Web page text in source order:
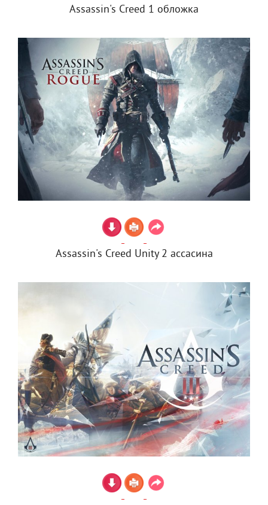
Assassin's Creed 1 обложка
Assassin's Creed Unity 2 ассасина